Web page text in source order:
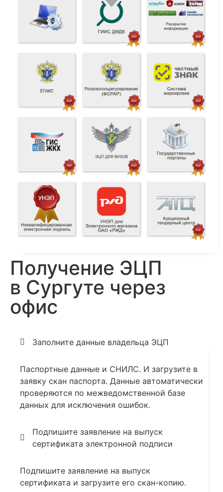
Получение ЭЦП
в Сургуте через
офис
Заполните данные владельца ЭЦП
Паспортные данные и СНИЛС. И загрузите в
заявку скан паспорта. Данные автоматически
проверяются по межведомственной базе
данных для исключения ошибок.
Подпишите заявление на выпуск
сертификата электронной подписи
Подпишите заявление на выпуск
сертификата и загрузите его скан-копию.